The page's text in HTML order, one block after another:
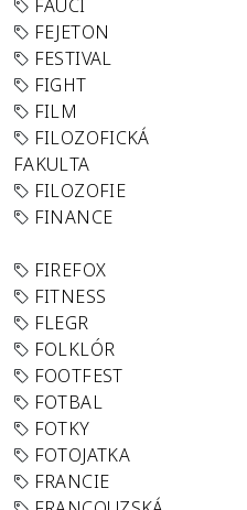
FAUCI
FEJETON
FESTIVAL
FIGHT
FILM
FILOZOFICKÁ
FAKULTA
FILOZOFIE
FINANCE
FIREFOX
FITNESS
FLEGR
FOLKLÓR
FOOTFEST
FOTBAL
FOTKY
FOTOJATKA
FRANCIE